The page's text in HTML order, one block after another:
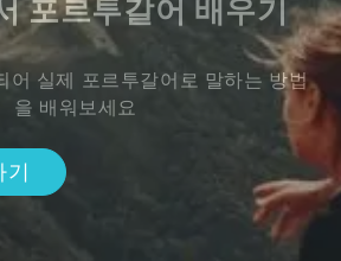
포르투갈어 배우기
어 실제 포르투갈어로 말하는 방법
을 배워보세요
기